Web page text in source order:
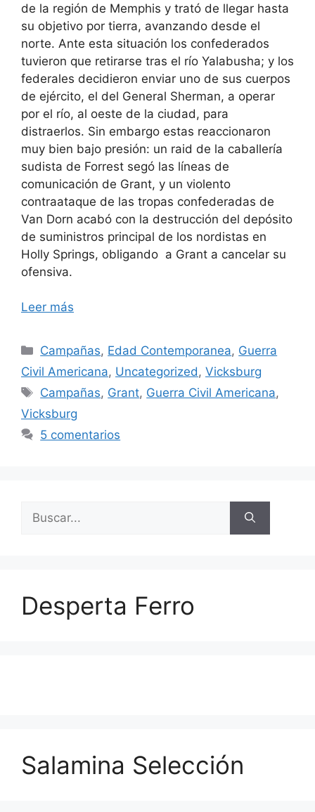
de la región de Memphis y trató de llegar hasta
su objetivo por tierra, avanzando desde el
norte. Ante esta situación los confederados
tuvieron que retirarse tras el río Yalabusha; y los
federales decidieron enviar uno de sus cuerpos
de ejército, el del General Sherman, a operar
por el río, al oeste de la ciudad, para
distraerlos. Sin embargo estas reaccionaron
muy bien bajo presión: un raid de la caballería
sudista de Forrest segó las líneas de
comunicación de Grant, y un violento
contraataque de las tropas confederadas de
Van Dorn acabó con la destrucción del depósito
de suministros principal de los nordistas en
Holly Springs, obligando a Grant a cancelar su
ofensiva.
Leer más
Categorías
Campañas, Edad Contemporanea, Guerra
Civil Americana, Uncategorized, Vicksburg
Etiquetas
Campañas, Grant, Guerra Civil Americana,
Vicksburg
5 comentarios
Buscar:
Desperta Ferro
Salamina Selección